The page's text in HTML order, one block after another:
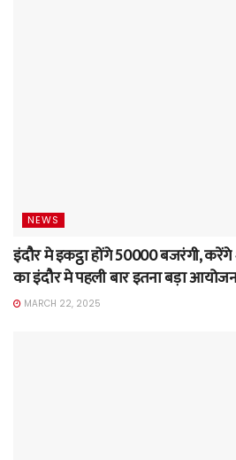
NEWS
इंदौर मे इकट्ठा होंगे 50000 बजरंगी,
का इंदौर मे पहली बार इतना बड़ा
MARCH 22, 2025